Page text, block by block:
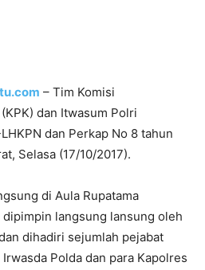
– Tim Komisi
dan Itwasum Polri
dan Perkap No 8 tahun
Selasa (17/10/2017).
di Aula Rupatama
dipimpin langsung lansung oleh
dihadiri sejumlah pejabat
Polda dan para Kapolres